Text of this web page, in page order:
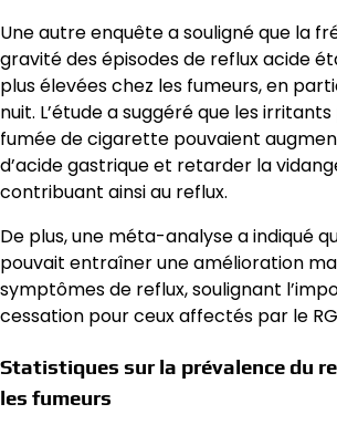
Une autre enquête a souligné que la
gravité des épisodes de reflux acide
plus élevées chez les fumeurs, en
nuit. L’étude a suggéré que les
fumée de cigarette pouvaient
d’acide gastrique et retarder la
contribuant ainsi au reflux.
De plus, une méta-analyse a indiqué
pouvait entraîner une amélioration
symptômes de reflux, soulignant
cessation pour ceux affectés par le
Statistiques sur la prévalence du
les fumeurs